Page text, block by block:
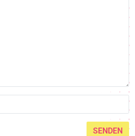
SENDEN